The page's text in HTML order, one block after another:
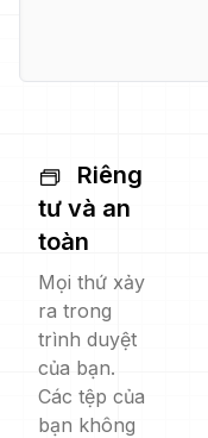
Riêng
tư và an
toàn
Mọi thứ xảy
ra trong
trình duyệt
của bạn.
Các tệp của
bạn không